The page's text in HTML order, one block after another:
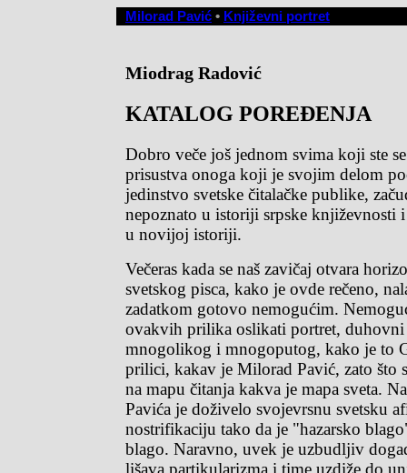
Milorad Pavić • Književni portret
Miodrag Radović
KATALOG POREĐENJA
Dobro veče još jednom svima koji ste
prisustva onoga koji je svojim delom
jedinstvo svetske čitalačke publike,
nepoznato u istoriji srpske književnosti
u novijoj istoriji.
Večeras kada se naš zavičaj otvara
svetskog pisca, kako je ovde rečeno,
zadatkom gotovo nemogućim.
ovakvih prilika oslikati portret, duhovni
mnogolikog i mnogoputog, kako je to
prilici, kakav je Milorad Pavić, zato što
na mapu čitanja kakva je mapa sveta.
Pavića je doživelo svojevrsnu svetsku
nostrifikaciju tako da je "hazarsko
blago. Naravno, uvek je uzbudljiv
lišava partikularizma i time uzdiže do